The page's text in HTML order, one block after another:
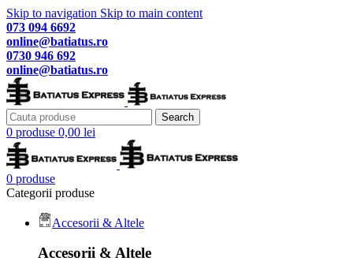
Skip to navigation Skip to main content
073 094 6692
online@batiatus.ro
0730 946 692
online@batiatus.ro
Search
0 produse 0,00 lei
0 produse
Categorii produse
Accesorii & Altele
Accesorii & Altele